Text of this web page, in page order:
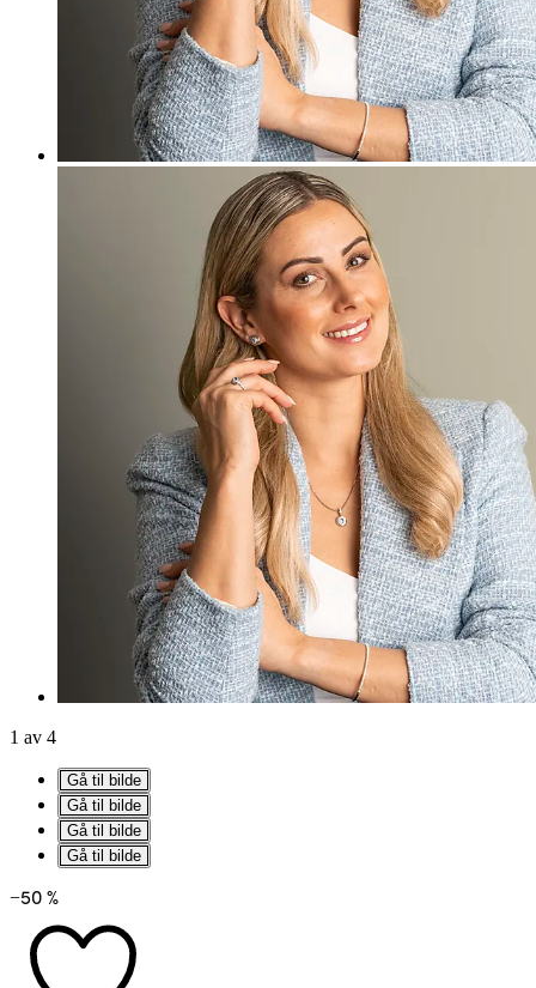
1 av 4
Gå til bilde
Gå til bilde
Gå til bilde
Gå til bilde
−50 %